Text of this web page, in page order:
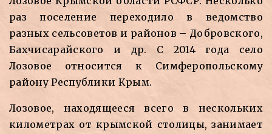
раз поселение переходило в ведомство
разных сельсоветов и районов – Добровского,
Бахчисарайского и др. С 2014 года село
Лозовое относится к Симферопольскому
району Республики Крым.
Лозовое, находящееся всего в нескольких
километрах от крымской столицы, занимает